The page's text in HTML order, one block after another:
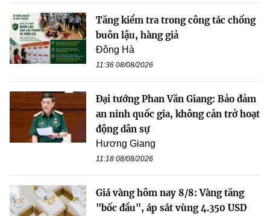
Tăng kiểm tra trong công tác chống
buôn lậu, hàng giả
Đông Hà
11:36 08/08/2026
Đại tướng Phan Văn Giang: Bảo đảm
an ninh quốc gia, không cản trở hoạt
động dân sự
Hương Giang
11:18 08/08/2026
Giá vàng hôm nay 8/8: Vàng tăng
"bốc đầu", áp sát vùng 4.350 USD